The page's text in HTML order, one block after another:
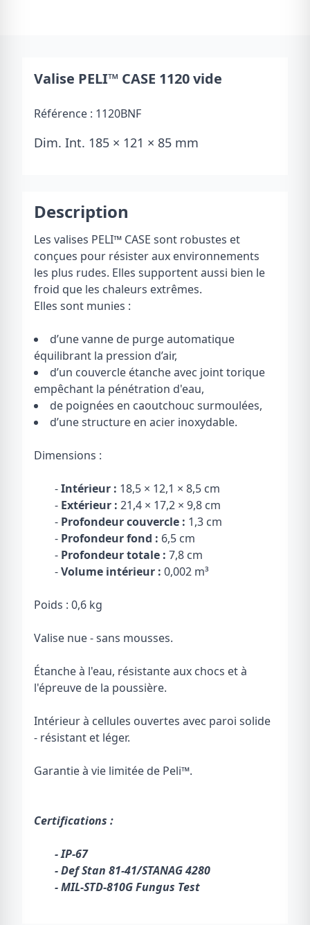
Valise PELI™ CASE 1120 vide
Référence : 1120BNF
Dim. Int. 185 × 121 × 85 mm
Description
Les valises PELI™ CASE sont robustes et
conçues pour résister aux environnements
les plus rudes. Elles supportent aussi bien le
froid que les chaleurs extrêmes.
Elles sont munies :
d’une vanne de purge automatique
équilibrant la pression d’air,
d’un couvercle étanche avec joint torique
empêchant la pénétration d'eau,
de poignées en caoutchouc surmoulées,
d’une structure en acier inoxydable.
Dimensions :
-Intérieur : 18,5 × 12,1 × 8,5 cm
- Extérieur : 21,4 × 17,2 × 9,8 cm
- Profondeur couvercle : 1,3 cm
- Profondeur fond : 6,5 cm
- Profondeur totale : 7,8 cm
-Volume intérieur : 0,002 m³
Poids : 0,6 kg
Valise nue - sans mousses.
Étanche à l'eau, résistante aux chocs et à
l'épreuve de la poussière.
Intérieur à cellules ouvertes avec paroi solide
- résistant et léger.
Garantie à vie limitée de Peli™.
Certifications :
- IP-67
- Def Stan 81-41/STANAG 4280
- MIL-STD-810G Fungus Test